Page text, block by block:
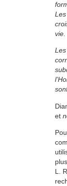
vie.
et
L.